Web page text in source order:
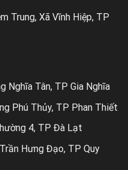
Trung, Xã Vĩnh Hiệp, TP
Nghĩa Tân, TP Gia Nghĩa
Phú Thủy, TP Phan Thiết
4, TP Đà Lạt
Hưng Đạo, TP Quy